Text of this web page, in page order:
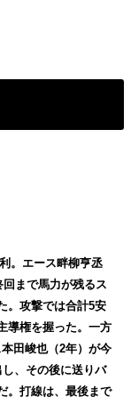
。エース畔柳亨丞
回まで馬力が残るス
。攻撃では合計5安
導権を握った。一方
田峻也（2年）が今
、その後に送りバ
。打線は、最後まで